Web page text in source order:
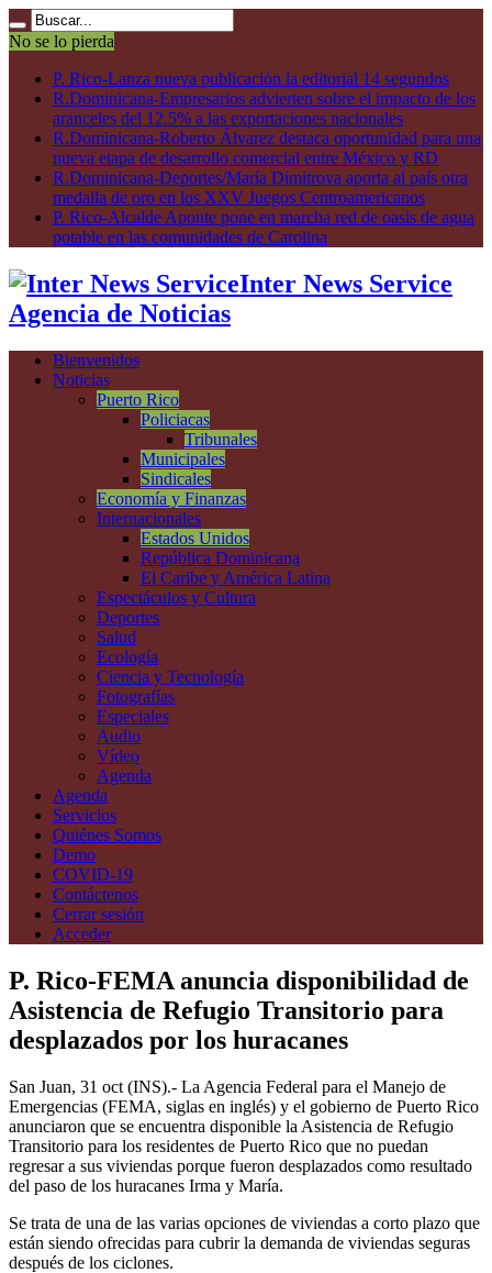
No se lo pierda
P. Rico-Lanza nueva publicación la editorial 14 segundos
R.Dominicana-Empresarios advierten sobre el impacto de los
aranceles del 12.5% a las exportaciones nacionales
R.Dominicana-Roberto Álvarez destaca oportunidad para una
nueva etapa de desarrollo comercial entre México y RD
R.Dominicana-Deportes/María Dimitrova aporta al país otra
medalla de oro en los XXV Juegos Centroamericanos
P. Rico-Alcalde Aponte pone en marcha red de oasis de agua
potable en las comunidades de Carolina
Inter News Service
Agencia de Noticias
Bienvenidos
Noticias
Puerto Rico
Policiacas
Tribunales
Municipales
Sindicales
Economía y Finanzas
Internacionales
Estados Unidos
República Dominicana
El Caribe y América Latina
Espectáculos y Cultura
Deportes
Salud
Ecología
Ciencia y Tecnología
Fotografías
Especiales
Audio
Vídeo
Agenda
Agenda
Servicios
Quiénes Somos
Demo
COVID-19
Contáctenos
Cerrar sesión
Acceder
P. Rico-FEMA anuncia disponibilidad de
Asistencia de Refugio Transitorio para
desplazados por los huracanes
San Juan, 31 oct (INS).- La Agencia Federal para el Manejo de
Emergencias (FEMA, siglas en inglés) y el gobierno de Puerto Rico
anunciaron que se encuentra disponible la Asistencia de Refugio
Transitorio para los residentes de Puerto Rico que no puedan
regresar a sus viviendas porque fueron desplazados como resultado
del paso de los huracanes Irma y María.
Se trata de una de las varias opciones de viviendas a corto plazo que
están siendo ofrecidas para cubrir la demanda de viviendas seguras
después de los ciclones.